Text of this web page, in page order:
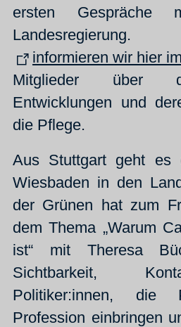
ersten Gespräche
informieren wir hier
Mitglieder über
Entwicklungen und
die Pflege.
Aus Stuttgart geht es
Wiesbaden in den
der Grünen hat zum
dem Thema „Warum
ist“ mit Theresa
Sichtbarkeit,
Politiker:innen, die
Profession einbringen